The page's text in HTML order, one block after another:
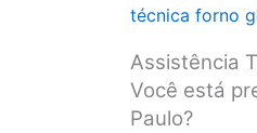
técnica forno
Assistência
Você está
Paulo?